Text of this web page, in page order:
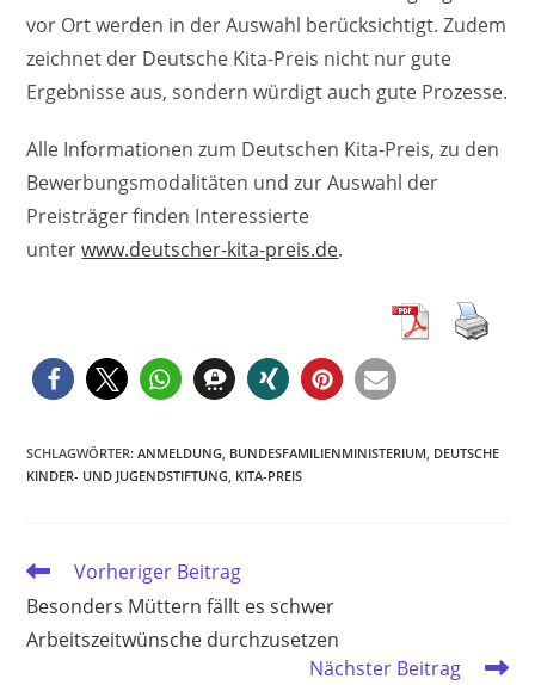
vor Ort werden in der Auswahl berücksichtigt. Zudem
zeichnet der Deutsche Kita-Preis nicht nur gute
Ergebnisse aus, sondern würdigt auch gute Prozesse.
Alle Informationen zum Deutschen Kita-Preis, zu den
Bewerbungsmodalitäten und zur Auswahl der
Preisträger finden Interessierte
unterwww.deutscher-kita-preis.de.
SCHLAGWÖRTER:ANMELDUNG BUNDESFAMILIENMINISTERIUM DEUTSCHE
KINDER- UND JUGENDSTIFTUNG KITA-PREIS
Weitere
ansehen
Vorheriger Beitrag
Besonders Müttern fällt es schwer
Arbeitszeitwünsche durchzusetzen
Nächster Beitrag